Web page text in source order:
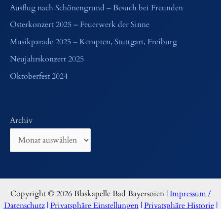
Ausflug nach Schönengrund – Besuch bei Freunden
Osterkonzert 2025 – Feuerwerk der Sinne
Musikparade 2025 – Kempten, Stuttgart, Freiburg
Neujahrskonzert 2025
Oktoberfest 2024
Archiv
Copyright © 2026 Blaskapelle Bad Bayersoien |Impressum /
Datenschutz|Privatsphäre Einstellungen|Privatsphäre Historie|